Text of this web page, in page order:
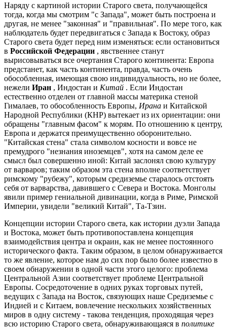
Наряду с картиной истории Старого света, получающейся
тогда, когда мы смотрим "с Запада", может быть построена и
другая, не менее "законная" и "правильная". По мере того, как
наблюдатель будет передвигаться с Запада к Востоку, образ
Старого света будет перед ним изменяться: если остановиться
в Российской Федерации , явственнее станут
вырисовываться все очертания Старого континента: Европа
предстанет, как часть континента, правда, часть очень
обособленная, имеющая свою индивидуальность, но не более,
нежели Иран , Индостан и Китай . Если Индостан
естественно отделен от главной массы материка стеной
Гималаев, то обособленность Европы, Ирана и Китайской
Народной Республики (КНР) вытекает из их ориентации: они
обращены "главным фасом" к морям. По отношению к центру,
Европа и держатся преимущественно оборонительно.
"Китайская стена" стала символом косности и вовсе не
премудрого "незнания иноземцев", хотя на самом деле ее
смысл был совершенно иной: Китай заслонял свою культуру
от варваров; таким образом эта стена вполне соответствует
римскому "рубежу", которым средиземье старалось отстоять
себя от варварства, давившего с Севера и Востока. Монголы
явили пример гениальной дивинации, когда в Риме, Римской
Империи, увидели "великий Китай", Та-Тзин.
Концепции истории Старого света, как истории дуэли Запада
и Востока, может быть противопоставлена концепция
взаимодействия центра и окраин, как не менее постоянного
исторического факта. Таким образом, в целом обнаруживается
то же явление, которое нам до сих пор было более известно в
своем обнаружении в одной части этого целого: проблема
Центральной Азии соответствует проблеме Центральной
Европы. Сосредоточение в одних руках торговых путей,
ведущих с Запада на Восток, связующих наше Средиземье с
Индией и с Китаем, вовлечение нескольких хозяйственных
миров в одну систему - такова тенденция, проходящая через
всю историю Старого света, обнаруживающаяся в политике